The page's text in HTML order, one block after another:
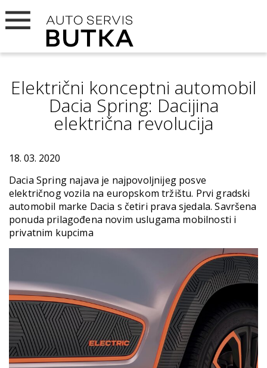
Električni konceptni automobil
Dacia Spring: Dacijina
električna revolucija
18. 03. 2020
Dacia Spring najava je najpovoljnijeg posve
električnog vozila na europskom tržištu. Prvi gradski
automobil marke Dacia s četiri prava sjedala. Savršena
ponuda prilagođena novim uslugama mobilnosti i
privatnim kupcima